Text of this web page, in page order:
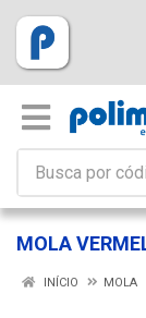
MOLA
INÍCIO MOLA